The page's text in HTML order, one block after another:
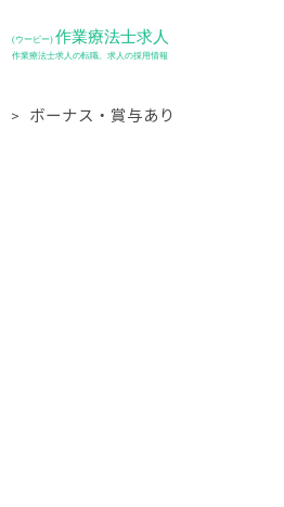
ボーナス・賞与あり